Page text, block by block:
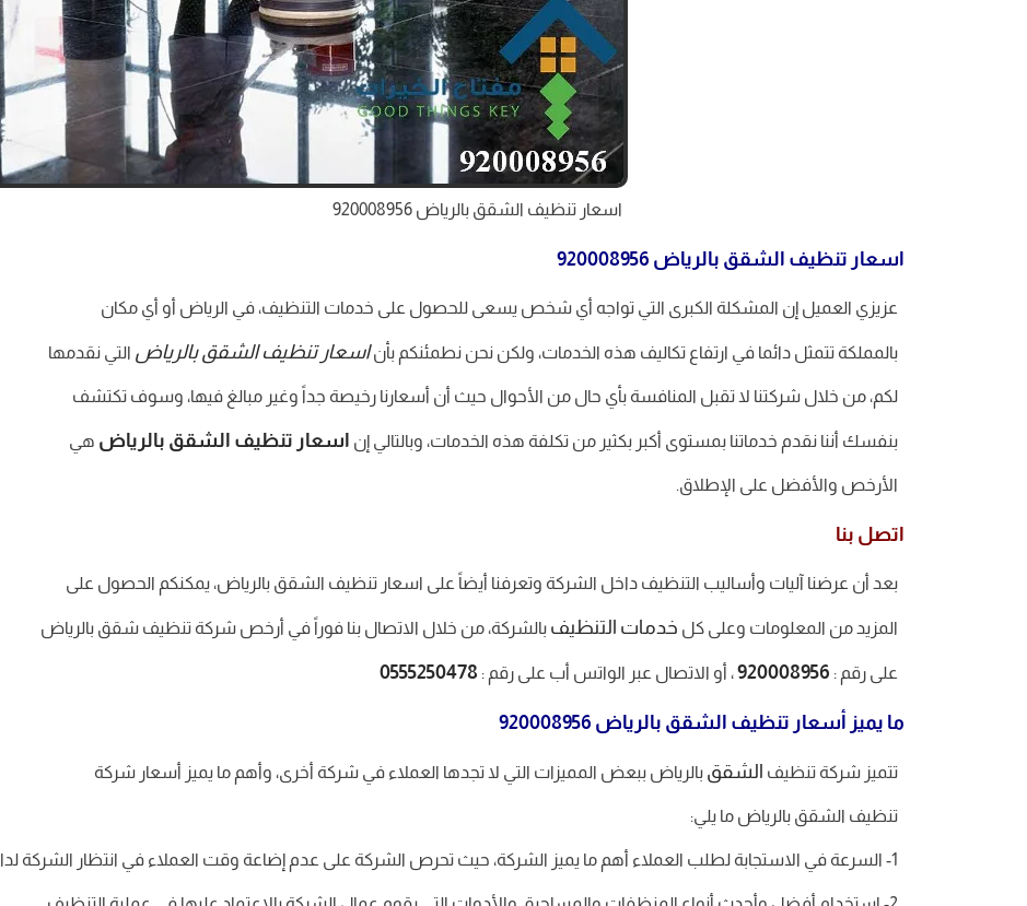
اسعار تنظيف الشقق بالرياض 920008956
اسعار تنظيف الشقق بالرياض 920008956
عزيزي العميل إن المشكلة الكبرى التي تواجه أي شخص يسعى للحصول على خدمات التنظيف، في الرياض أو أي مكان
بالمملكة تتمثل دائما في ارتفاع تكاليف هذه الخدمات، ولكن نحن نطمئنكم بأناسعار تنظيف الشقق بالرياض التي نقدمها
لكم، من خلال شركتنا لا تقبل المنافسة بأي حال من الأحوال حيث أن أسعارنا رخيصة جداً وغير مبالغ فيها، وسوف تكتشف
بنفسك أننا نقدم خدماتنا بمستوى أكبر بكثير من تكلفة هذه الخدمات، وبالتالي إن اسعار تنظيف الشقق بالرياض هي
الأرخص والأفضل على الإطلاق.
اتصل بنا
بعد أن عرضنا آليات وأساليب التنظيف داخل الشركة وتعرفنا أيضاً على اسعار تنظيف الشقق بالرياض، يمكنكم الحصول على
المزيد من المعلومات وعلى كل خدمات التنظيف بالشركة، من خلال الاتصال بنا فوراً في أرخص شركة تنظيف شقق بالرياض
على رقم : 920008956، أو الاتصال عبر الواتس أب على رقم : 0555250478
ما يميز أسعار تنظيف الشقق بالرياض 920008956
تتميز شركة تنظيف الشقق بالرياض ببعض المميزات التي لا تجدها العملاء في شركة أخرى، وأهم ما يميز أسعار شركة
تنظيف الشقق بالرياض ما يلي:
1- السرعة في الاستجابة لطلب العملاء أهم ما يميز الشركة، حيث تحرص الشركة على عدم إضاعة وقت العملاء في انتظار الشركة لداء الخدمة المطلوبة.